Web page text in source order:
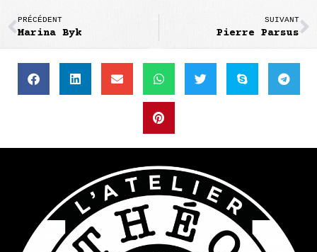
PRÉCÉDENT
Marina Byk
SUIVANT
Pierre Parsus